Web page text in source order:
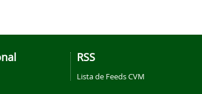
RSS
Lista de Feeds CVM